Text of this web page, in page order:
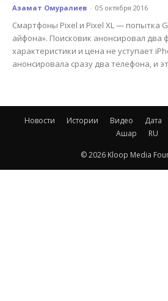
Азамат Омуралиев - 05 октября 2016
Смартфоны Pixel и Pixel XL — попытка
айфона». Поисковик анонсировал два
характеристики и цена не уступает
анонсировала сразу два телефона, и
Новости Истории Видео Дата
Ашар
RU
© 2026 Kloop Media